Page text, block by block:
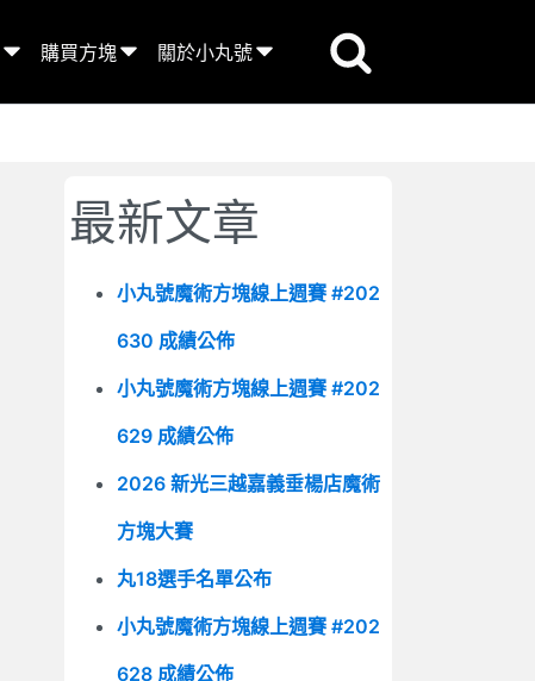
購買方塊 關於小丸號
最新文章
小丸號魔術方塊線上週賽 #202
630 成績公佈
小丸號魔術方塊線上週賽 #202
629 成績公佈
2026 新光三越嘉義垂楊店魔術
方塊大賽
丸18選手名單公布
小丸號魔術方塊線上週賽 #202
628 成績公佈